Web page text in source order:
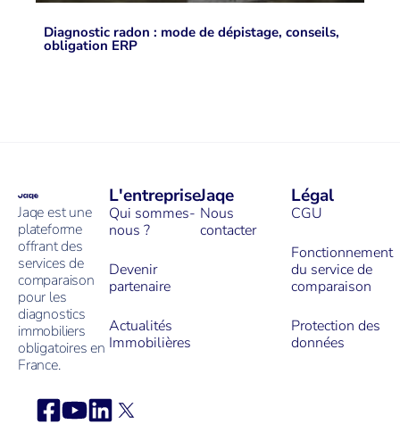
Diagnostic radon : mode de dépistage, conseils,
obligation ERP
Jaqe est une
plateforme
offrant des
services de
comparaison
pour les
diagnostics
immobiliers
obligatoires en
France.
L'entreprise
Qui sommes-
nous ?
Devenir
partenaire
Actualités
Immobilières
Jaqe
Nous
contacter
Légal
CGU
Fonctionnement
du service de
comparaison
Protection des
données